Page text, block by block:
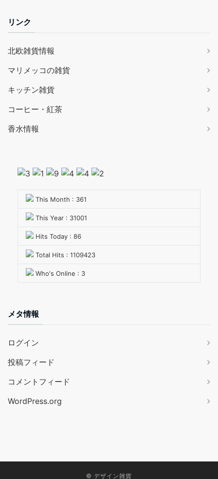
リンク
北欧雑貨情報
マリメッコの雑貨
キッチン雑貨
コーヒー・紅茶
香水情報
This Month : 361
This Year : 31001
Hits Today : 86
Total Hits : 1109423
Who's Online : 3
メタ情報
ログイン
投稿フィード
コメントフィード
WordPress.org
© デザイン雑貨